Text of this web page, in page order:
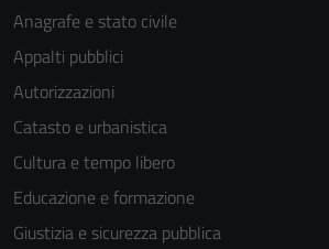
Anagrafe e stato civile
Appalti pubblici
Autorizzazioni
Catasto e urbanistica
Cultura e tempo libero
Educazione e formazione
Giustizia e sicurezza pubblica